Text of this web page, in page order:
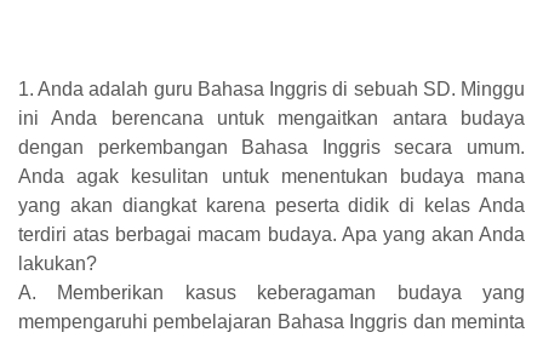
1. Anda adalah guru Bahasa Inggris di sebuah SD. Minggu
ini Anda berencana untuk mengaitkan antara budaya
dengan perkembangan Bahasa Inggris secara umum.
Anda agak kesulitan untuk menentukan budaya mana
yang akan diangkat karena peserta didik di kelas Anda
terdiri atas berbagai macam budaya. Apa yang akan Anda
lakukan?
A. Memberikan kasus keberagaman budaya yang
mempengaruhi pembelajaran Bahasa Inggris dan meminta